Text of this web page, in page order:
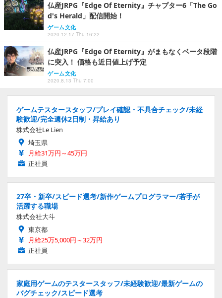
仏産JRPG『Edge Of Eternity』チャプター6「The Go
d's Herald」配信開始！
ゲーム文化
2020.12.17 Thu 16:22
仏産JRPG『Edge Of Eternity』がまもなくベータ段階
に突入！ 価格も近日値上げ予定
ゲーム文化
2020.8.13 Thu 7:00
ゲームテスタースタッフ/プレイ確認・不具合チェック/未経
験歓迎/完全週休2日制・昇給あり
株式会社Le Lien
埼玉県
月給31万円～45万円
正社員
27卒・新卒/スピード選考/新作ゲームプログラマー/若手が
活躍する職場
株式会社大斗
東京都
月給25万5,000円～32万円
正社員
家庭用ゲームのテスタースタッフ/未経験歓迎/最新ゲームの
バグチェック/スピード選考